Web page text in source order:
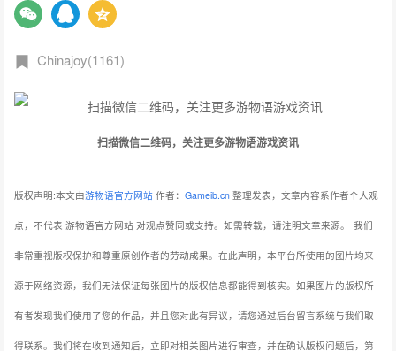
Chinajoy(1161)
扫描微信二维码，关注更多游物语游戏资讯
版权声明:本文由游物语官方网站 作者：Gameib.cn 整理发表，文章内容系作者个人观
点，不代表 游物语官方网站 对观点赞同或支持。如需转载，请注明文章来源。 我们
非常重视版权保护和尊重原创作者的劳动成果。在此声明，本平台所使用的图片均来
源于网络资源，我们无法保证每张图片的版权信息都能得到核实。如果图片的版权所
有者发现我们使用了您的作品，并且您对此有异议，请您通过后台留言系统与我们取
得联系。我们将在收到通知后，立即对相关图片进行审查，并在确认版权问题后，第